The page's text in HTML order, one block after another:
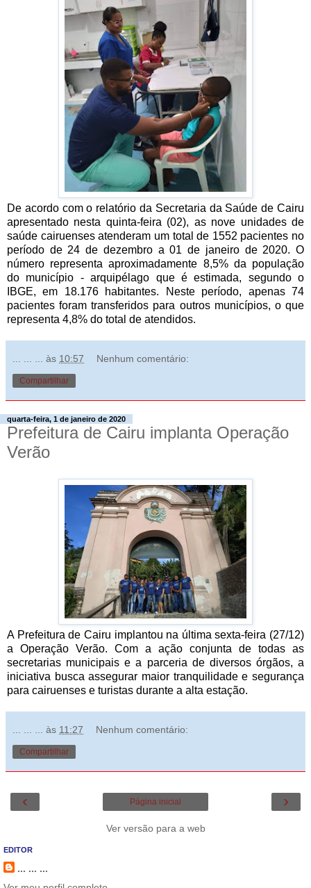
De acordo com o relatório da Secretaria da Saúde de Cairu
apresentado nesta quinta-feira (02), as nove unidades de
saúde cairuenses atenderam um total de 1552 pacientes no
período de 24 de dezembro a 01 de janeiro de 2020. O
número representa aproximadamente 8,5% da população
do município - arquipélago que é estimada, segundo o
IBGE, em 18.176 habitantes. Neste período, apenas 74
pacientes foram transferidos para outros municípios, o que
representa 4,8% do total de atendidos.
... ... ... às 10:57 Nenhum comentário:
Compartilhar
quarta-feira, 1 de janeiro de 2020
Prefeitura de Cairu implanta Operação
Verão
A Prefeitura de Cairu implantou na última sexta-feira (27/12)
a Operação Verão. Com a ação conjunta de todas as
secretarias municipais e a parceria de diversos órgãos, a
iniciativa busca assegurar maior tranquilidade e segurança
para cairuenses e turistas durante a alta estação.
às 11:27 Nenhum comentário:
Compartilhar
‹ ›
Página inicial
Ver versão para a web
EDITOR
... ... ...